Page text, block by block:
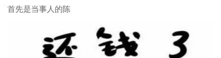
首先是当事人的陈